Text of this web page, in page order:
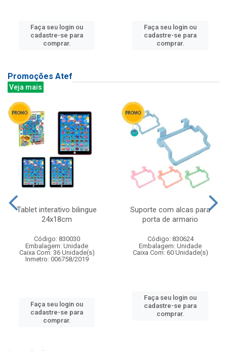
Faça seu login ou
cadastre-se para
comprar.
Faça seu login ou
cadastre-se para
comprar.
Promoções Atef
Veja mais
Tablet interativo bilingue
24x18cm
Código: 830030
Embalagem: Unidade
Caixa Com: 36 Unidade(s)
Inmetro: 006758/2019
Faça seu login ou
cadastre-se para
comprar.
Suporte com alcas para
porta de armario
Código: 830624
Embalagem: Unidade
Caixa Com: 60 Unidade(s)
Faça seu login ou
cadastre-se para
comprar.